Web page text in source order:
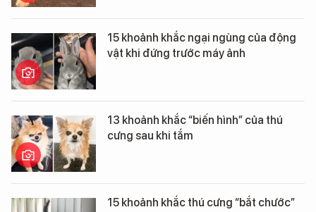
15 khoảnh khắc ngại ngùng của động
vật khi đứng trước máy ảnh
13 khoảnh khắc “biến hình” của thú
cưng sau khi tắm
15 khoảnh khắc thú cưng “bắt chước”